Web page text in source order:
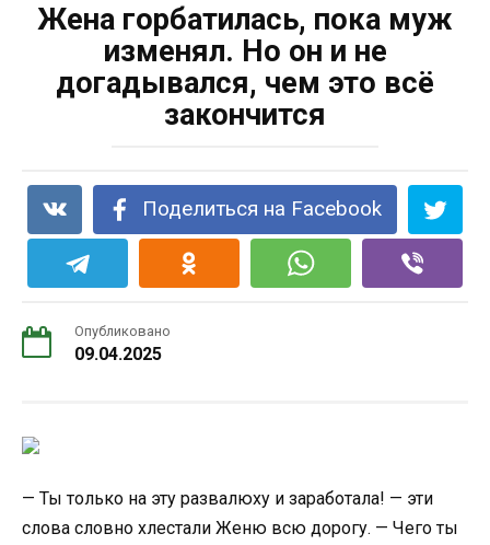
Жена горбатилась, пока муж
изменял. Но он и не
догадывался, чем это всё
закончится
Поделиться на Facebook
Опубликовано
09.04.2025
— Ты только на эту развалюху и заработала! — эти
слова словно хлестали Женю всю дорогу. — Чего ты